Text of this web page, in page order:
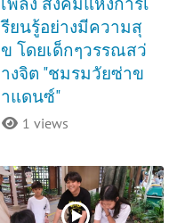
รียนรู้อย่างมีความสุ
ข โดยเด็กๆวรรณสว่
างจิต "ชมรมวัยซ่าข
าแดนซ์"
1 views